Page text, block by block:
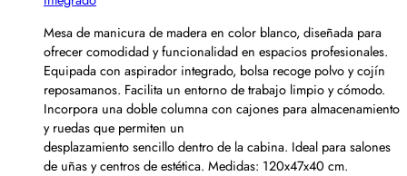
Mesa de manicura de madera en color blanco, diseñada para
ofrecer comodidad y funcionalidad en espacios profesionales.
Equipada con aspirador integrado, bolsa recoge polvo y cojín
reposamanos. Facilita un entorno de trabajo limpio y cómodo.
Incorpora una doble columna con cajones para almacenamiento
y ruedas que permiten un
desplazamiento sencillo dentro de la cabina. Ideal para salones
de uñas y centros de estética. Medidas: 120x47x40 cm.